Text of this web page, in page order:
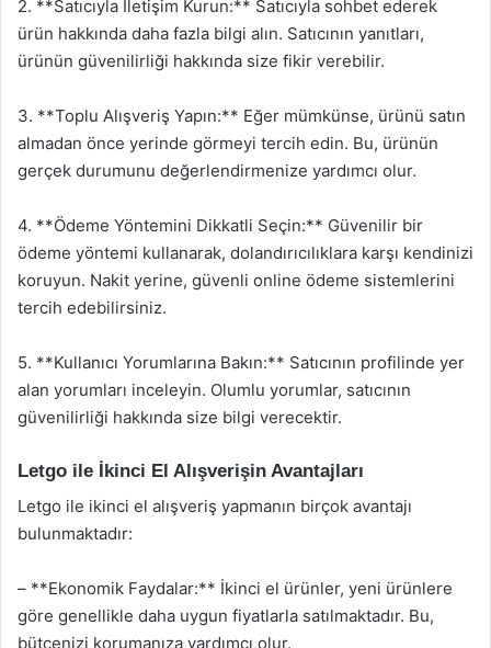
2. **Satıcıyla İletişim Kurun:** Satıcıyla sohbet ederek
ürün hakkında daha fazla bilgi alın. Satıcının yanıtları,
ürünün güvenilirliği hakkında size fikir verebilir.
3. **Toplu Alışveriş Yapın:** Eğer mümkünse, ürünü satın
almadan önce yerinde görmeyi tercih edin. Bu, ürünün
gerçek durumunu değerlendirmenize yardımcı olur.
4. **Ödeme Yöntemini Dikkatli Seçin:** Güvenilir bir
ödeme yöntemi kullanarak, dolandırıcılıklara karşı kendinizi
koruyun. Nakit yerine, güvenli online ödeme sistemlerini
tercih edebilirsiniz.
5. **Kullanıcı Yorumlarına Bakın:** Satıcının profilinde yer
alan yorumları inceleyin. Olumlu yorumlar, satıcının
güvenilirliği hakkında size bilgi verecektir.
Letgo ile İkinci El Alışverişin Avantajları
Letgo ile ikinci el alışveriş yapmanın birçok avantajı
bulunmaktadır:
– **Ekonomik Faydalar:** İkinci el ürünler, yeni ürünlere
göre genellikle daha uygun fiyatlarla satılmaktadır. Bu,
bütçenizi korumanıza yardımcı olur.